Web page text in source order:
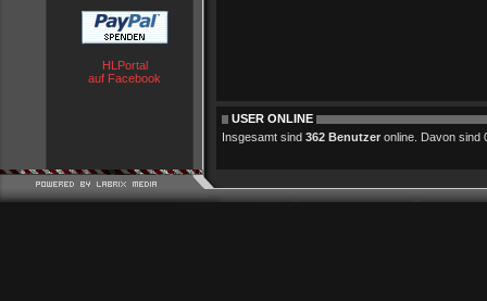
HLPortal
auf Facebook
USER ONLINE
Insgesamt sind 362 Benutzer online. Davon sind